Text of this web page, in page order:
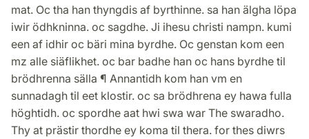
mat. Oc tha han thyngdis af byrthinne. sa han älgha löpa
iwir ödhkninna. oc sagdhe. Ji ihesu christi nampn. kumi
een af idhir oc bäri mina byrdhe. Oc genstan kom een
mz alle siäflikhet. oc bar badhe han oc hans byrdhe til
brödhrenna sälla ¶ Annantidh kom han vm en
sunnadagh til eet klostir. oc sa brödhrena ey hawa fulla
höghtidh. oc spordhe aat hwi swa war The swaradho.
Thy at prästir thordhe ey koma til thera. for thes diwrs